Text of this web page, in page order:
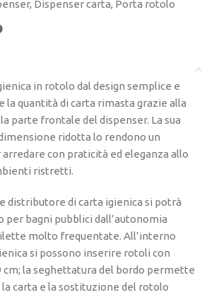
, Dispenser carta, Porta rotolo
in rotolo dal design semplice e
la quantità di carta rimasta grazie alla
parte frontale del dispenser. La sua
ridotta lo rendono un
con praticità ed eleganza allo
ristretti.
distributore di carta igienica si potrà
per bagni pubblici dall’autonomia
molto frequentate. All’interno
si possono inserire rotoli con
cm; la seghettatura del bordo permette
carta e la sostituzione del rotolo